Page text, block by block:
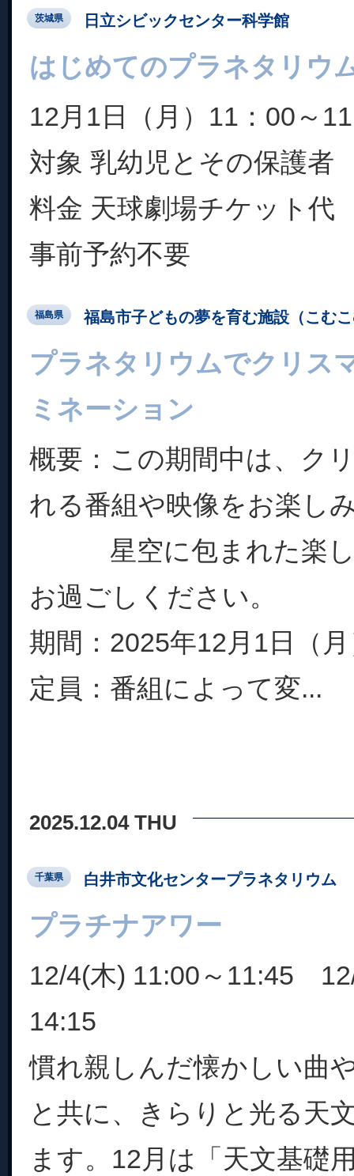
茨城県 日立シビックセンター科学館
はじめてのプラネタリウ
12月1日（月）11：00～
対象 乳幼児とその保護者
料金 天球劇場チケット代
事前予約不要
福島県 福島市子どもの夢を育む施設（こむ
プラネタリウムでクリス
ミネーション
概要：この期間中は、ク
れる番組や映像をお楽し
星空に包まれた楽し
お過ごしください。
期間：2025年12月1日（
定員：番組によって変...
2025.12.04 THU
千葉県 白井市文化センタープラネタリウム
プラチナアワー
12/4(木) 11:00～11:45
14:15
慣れ親しんだ懐かしい曲
と共に、きらりと光る天
ます。12月は「天文基礎